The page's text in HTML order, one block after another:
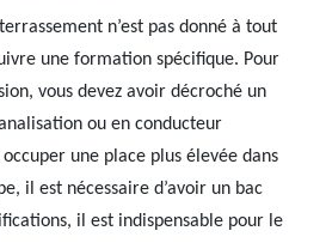
n’est pas donné à tout
une formation spécifique. Pour
vous devez avoir décroché un
ou en conducteur
une place plus élevée dans
il est nécessaire d’avoir un bac
il est indispensable pour le